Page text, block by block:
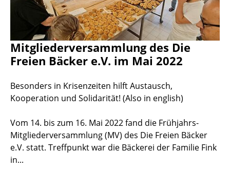
Mitgliederversammlung des Die
Freien Bäcker e.V. im Mai 2022
Besonders in Krisenzeiten hilft Austausch,
Kooperation und Solidarität! (Also in english)
Vom 14. bis zum 16. Mai 2022 fand die Frühjahrs-
Mitgliederversammlung (MV) des Die Freien Bäcker
e.V. statt. Treffpunkt war die Bäckerei der Familie Fink
in...